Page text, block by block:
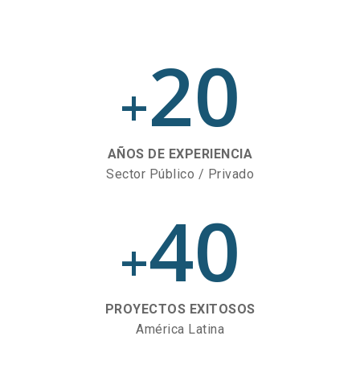
+20
AÑOS DE EXPERIENCIA
Sector Público / Privado
+40
PROYECTOS EXITOSOS
América Latina